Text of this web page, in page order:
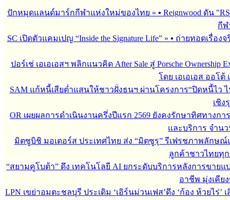
ปักหมุดแลนด์มาร์กกีฬาแห่งใหม่ของไทย » ▪︎ Reignwood ดัน
กีฬ
SC เปิดตัวแคมเปญ “Inside the Signature Life” » ▪︎ ถ่ายทอดเรื่อง
ปอร์เช่ เอเอเอสฯ พลิกแนวคิด After Sale สู่ Porsche Ownership
โดย เอเอเอส ออโ
SAM แก้หนี้เสียต่ำแสนให้ชาวฝั่งธนฯ ผ่านโครงการ“ปิดหนี้ไว
เชิง
OR เผยผลการดำเนินงานครึ่งปีแรก 2569 ยังคงรักษาทิศทางกา
และบริการ จำนว
มิตซูบิชิ มอเตอร์ส ประเทศไทย ส่ง “มิตซูรุ” รีเฟรชภาพลักษณ์
ลูกค้าชาวไทยทุก
“สยามคูโบต้า” ดึง เทคโนโลยี AI ยกระดับบริการหลังการขาย
อาชีพ มุ่งเคีย
LPN เขย่าอมตะชลบุรี ประเดิม ‘เอิร์นม่วนเฟส’ดึง ‘ก้อง ห้วยไร่’